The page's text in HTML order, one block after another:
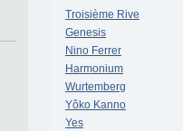
Troisième Rive
Genesis
Nino Ferrer
Harmonium
Wurtemberg
Yôko Kanno
Yes